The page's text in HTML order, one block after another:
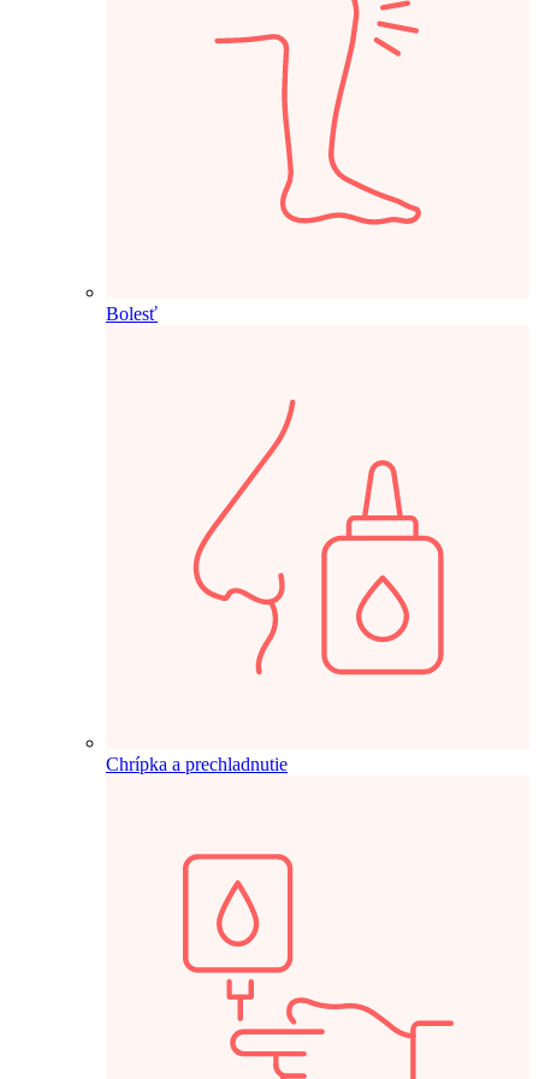
Bolesť
Chrípka a prechladnutie